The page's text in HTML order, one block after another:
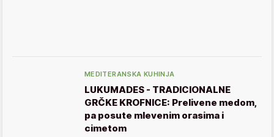
MEDITERANSKA KUHINJA
LUKUMADES - TRADICIONALNE
GRČKE KROFNICE: Prelivene medom,
pa posute mlevenim orasima i
cimetom